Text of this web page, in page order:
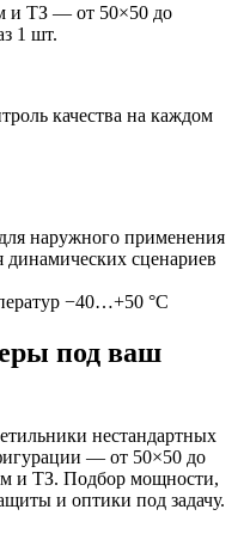
и ТЗ — от 50×50 до
1 шт.
качества на каждом
наружного применения
сценариев
−40…+50 °C
под ваш
нестандартных
— от 50×50 до
и ТЗ. Подбор мощности,
и оптики под задачу.